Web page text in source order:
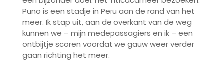
Puno is een stadje in Peru aan de rand van het
meer. Ik stap uit, aan de overkant van de weg
kunnen we – mijn medepassagiers en ik – een
ontbijtje scoren voordat we gauw weer verder
gaan richting het meer.